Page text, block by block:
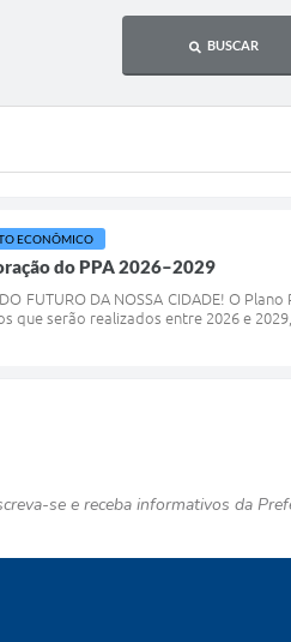
BUSCAR
ECONÔMICO
do PPA 2026–2029
DO FUTURO DA NOSSA CIDADE! O
que serão realizados entre 2026 e
se e receba informativos da